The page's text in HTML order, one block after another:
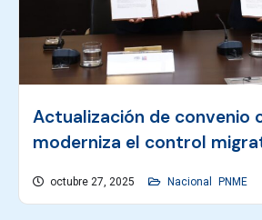
Actualización de convenio
moderniza el control
octubre 27, 2025 Nacional PNME